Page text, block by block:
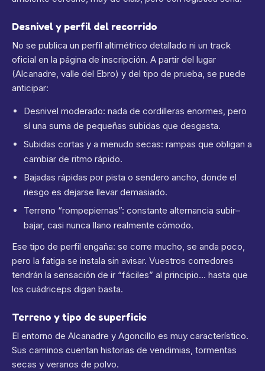
Desnivel y perfil del recorrido
No se publica un perfil altimétrico detallado ni un track
oficial en la página de inscripción. A partir del lugar
(Alcanadre, valle del Ebro) y del tipo de prueba, se puede
anticipar:
Desnivel moderado: nada de cordilleras enormes, pero
sí una suma de pequeñas subidas que desgasta.
Subidas cortas y a menudo secas: rampas que obligan a
cambiar de ritmo rápido.
Bajadas rápidas por pista o sendero ancho, donde el
riesgo es dejarse llevar demasiado.
Terreno “rompepiernas”: constante alternancia subir–
bajar, casi nunca llano realmente cómodo.
Ese tipo de perfil engaña: se corre mucho, se anda poco,
pero la fatiga se instala sin avisar. Vuestros corredores
tendrán la sensación de ir “fáciles” al principio… hasta que
los cuádriceps digan basta.
Terreno y tipo de superficie
El entorno de Alcanadre y Agoncillo es muy característico.
Sus caminos cuentan historias de vendimias, tormentas
secas y veranos de polvo.